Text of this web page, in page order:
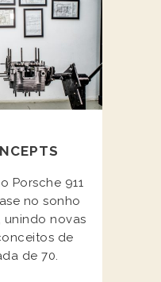
Porsche 911
no sonho
unindo novas
de
de 70.